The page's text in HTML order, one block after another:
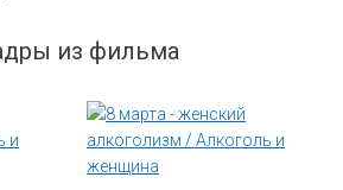
из фильма